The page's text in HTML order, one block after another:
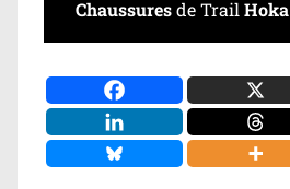
Chaussuresde TrailHoka